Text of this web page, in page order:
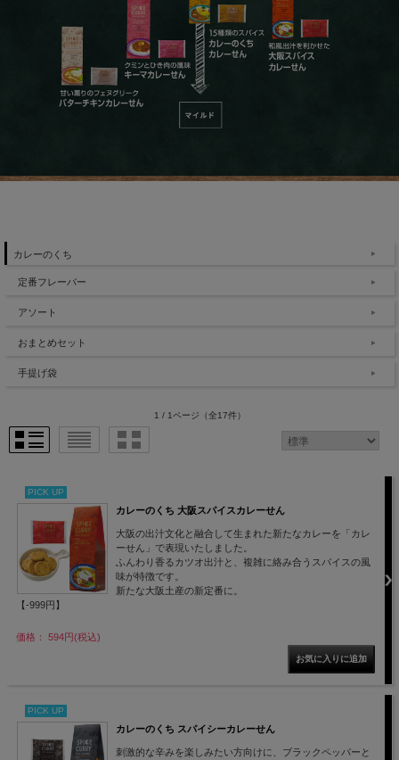
カレーのくち
定番フレーバー
アソート
おまとめセット
手提げ袋
1 / 1ページ （全17件）
PICK UP
カレーのくち 大阪スパイスカレーせん
大阪の出汁文化と融合して生まれた新たなカレーを「カレ
ーせん」で表現いたしました。
ふんわり香るカツオ出汁と、複雑に絡み合うスパイスの風
味が特徴です。
新たな大阪土産の新定番に。
【-999円】
価格： 594円(税込)
PICK UP
カレーのくち スパイシーカレーせん
刺激的な辛みを楽しみたい方向けに、ブラックペッパーと